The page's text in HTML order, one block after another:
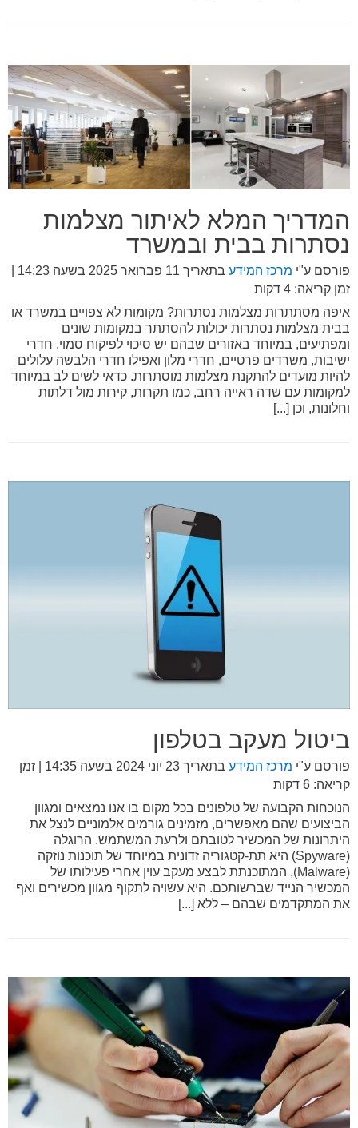
המדריך המלא לאיתור מצלמות
נסתרות בבית ובמשרד
פורסם ע"י מרכז המידע בתאריך 11 פברואר 2025 בשעה 14:23
זמן קריאה: 4 דקות
איפה מסתתרות מצלמות נסתרות? מקומות לא צפויים במשרד או
בבית מצלמות נסתרות יכולות להסתתר במקומות שונים
ומפתיעים, במיוחד באזורים שבהם יש סיכוי לפיקוח סמוי. חדרי
ישיבות, משרדים פרטיים, חדרי מלון ואפילו חדרי הלבשה עלולים
להיות מועדים להתקנת מצלמות מוסתרות. כדאי לשים לב במיוחד
למקומות עם שדה ראייה רחב, כמו תקרות, קירות מול דלתות
וחלונות, וכן [...]
ביטול מעקב בטלפון
פורסם ע"י מרכז המידע בתאריך 23 יוני 2024 בשעה 14:35
| זמן
קריאה: 6 דקות
הנוכחות הקבועה של טלפונים בכל מקום בו אנו נמצאים ומגוון
הביצועים שהם מאפשרים, מזמינים גורמים אלמוניים לנצל את
היתרונות של המכשיר לטובתם ולרעת המשתמש. הרוגלה
(Spyware) היא תת-קטגוריה זדונית במיוחד של תוכנות נוזקה
(Malware), המתוכנתת לבצע מעקב עוין אחרי פעילותו של
המכשיר הנייד שברשותכם. היא עשויה לתקוף מגוון מכשירים ואף
את המתקדמים שבהם – ללא [...]